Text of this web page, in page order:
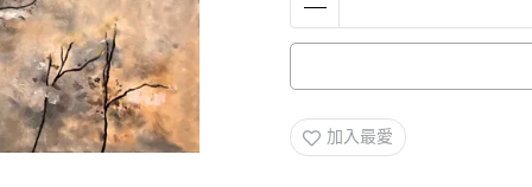
加入最愛